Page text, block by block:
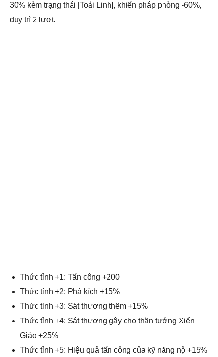
30% kèm trạng thái [Toái Linh], khiến pháp phòng -60%,
duy trì 2 lượt.
Thức tỉnh +1: Tấn công +200
Thức tỉnh +2: Phá kích +15%
Thức tỉnh +3: Sát thương thêm +15%
Thức tỉnh +4: Sát thương gây cho thần tướng Xiển
Giáo +25%
Thức tỉnh +5: Hiệu quả tấn công của kỹ năng nộ +15%